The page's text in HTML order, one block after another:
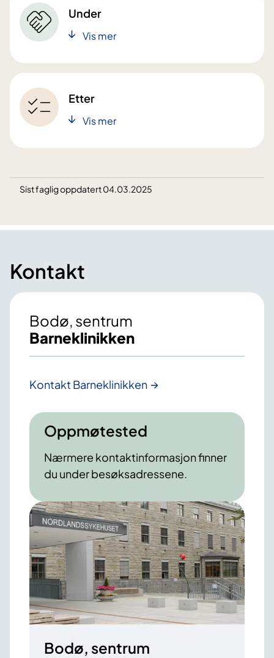
Under
Vis mer
Etter
Vis mer
Sist faglig oppdatert 04.03.2025
Kontakt
Bodø, sentrum
Barneklinikken
Kontakt Barneklinikken
Oppmøtested
Nærmere kontaktinformasjon finner
du under besøksadressene.
Bodø, sentrum